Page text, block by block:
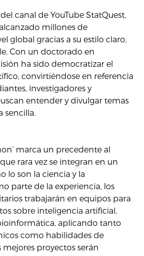
canal de YouTube StatQuest,
millones de
global gracias a su estilo claro,
Con un doctorado en
ha sido democratizar el
convirtiéndose en referencia
investigadores y
entender y divulgar temas
marca un precedente al
rara vez se integran en un
lo son la ciencia y la
parte de la experiencia, los
trabajarán en equipos para
sobre inteligencia artificial,
aplicando tanto
como habilidades de
mejores proyectos serán